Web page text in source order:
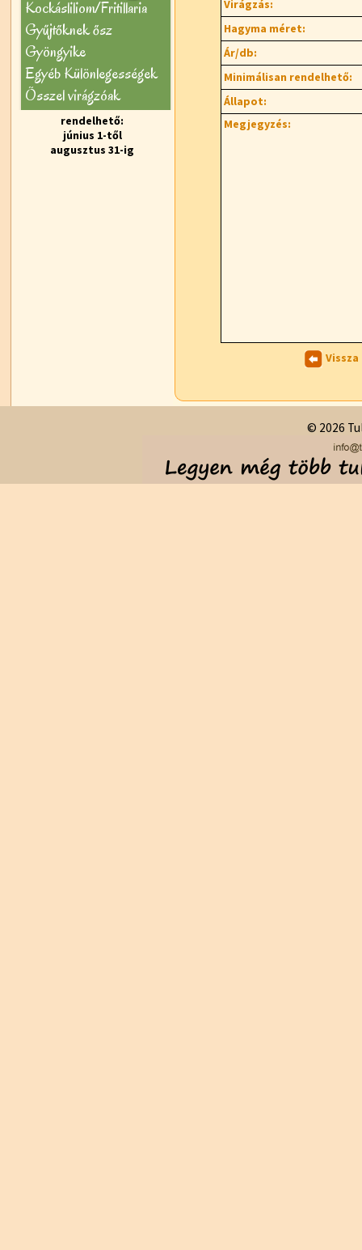
Kockásliliom/Fritillaria
Gyűjtőknek ősz
Gyöngyike
Egyéb Különlegességek
Õsszel virágzóak
rendelhető:
június 1-től
augusztus 31-ig
Virágzás:
Hagyma méret:
Ár/db:
Minimálisan rendelhető:
Állapot:
Megjegyzés:
© 2026